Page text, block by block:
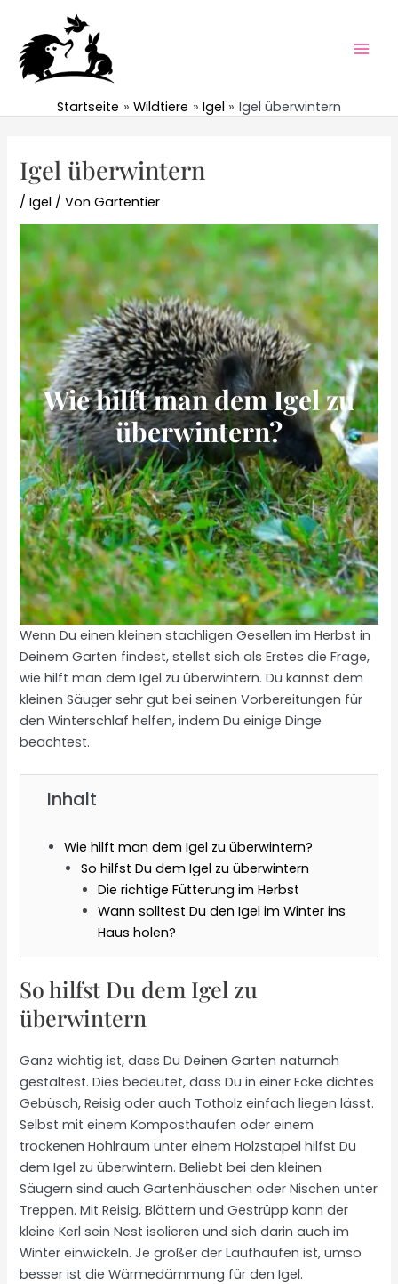
springen
Startseite Wildtiere Igel Igel überwintern
Igel überwintern
/Igel / VonGartentier
Wie hilft man dem Igel zu
überwintern?
Wenn Du einen kleinen stachligen Gesellen im Herbst in
Deinem Garten findest, stellst sich als Erstes die Frage,
wie hilft man dem Igel zu überwintern. Du kannst dem
kleinen Säuger sehr gut bei seinen Vorbereitungen für
den Winterschlaf helfen, indem Du einige Dinge
beachtest.
Inhalt
Wie hilft man dem Igel zu überwintern?
So hilfst Du dem Igel zu überwintern
Die richtige Fütterung im Herbst
Wann solltest Du den Igel im Winter ins
Haus holen?
So hilfst Du dem Igel zu
überwintern
Ganz wichtig ist, dass Du Deinen Garten naturnah
gestaltest. Dies bedeutet, dass Du in einer Ecke dichtes
Gebüsch, Reisig oder auch Totholz einfach liegen lässt.
Selbst mit einem Komposthaufen oder einem
trockenen Hohlraum unter einem Holzstapel hilfst Du
dem Igel zu überwintern. Beliebt bei den kleinen
Säugern sind auch Gartenhäuschen oder Nischen unter
Treppen. Mit Reisig, Blättern und Gestrüpp kann der
kleine Kerl sein Nest isolieren und sich darin auch im
Winter einwickeln. Je größer der Laufhaufen ist, umso
besser ist die Wärmedämmung für den Igel.